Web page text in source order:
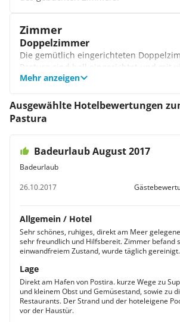
Zimmer
Doppelzimmer
Die gemütlich eingerichteten
Pastura sind hell eingerichtet und mit
Annehmlichkeiten ausgestattet. Sie
nutzen am Abend den Fernseher mit
Satellitenprogramm, um sich gut
freundlich eingerichteten Unterkunft,
Wohnzimmer zum Relaxen am Abend
hier von einem schönen Ausblick auf
einem langen Erkundungstag in der
Sie sich auf Ihr bequemes Bett, in dem
Apartment
Die Ferienanlage verfügt über 9
und 4 Apartments "Pastura". Die
mit Geräumigkeit. Sie finden hier neben
Schlafzimmern auch eine Kitchenette
vor. Somit haben Sie hier die
versorgen und einen Urlaub nach
Mehr anzeigen
Ausgewählte Hotelbewertungen
Pastura
Badeurlaub August 2017
Badeurlaub
26.10.2017
Allgemein / Hotel
Sehr schönes, ruhiges, direkt am Meer
sehr freundlich und Hilfsbereit. Zimmer befand
einwandfreiem Zustand, wurde täglich gereinigt.
Lage
Direkt am Hafen von Postira. kurze Wege zu
und kleinem Obst und Gemüsestand, sowie zu
Restaurants. Der Strand und der hoteleigene
vor der Haustür.